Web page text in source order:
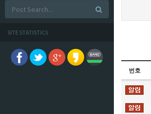
SITE STATISTICS
번호